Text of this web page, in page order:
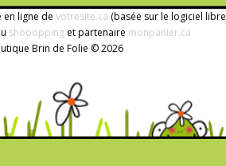
en ligne de votresite.ca (basée sur le logiciel libre
shooopping et partenaire monpanier.ca
Brin de Folie © 2026